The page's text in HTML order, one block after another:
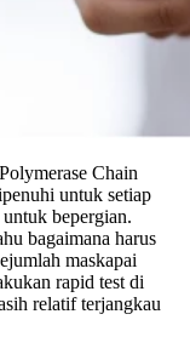
Chain
untuk setiap
bepergian.
bagaimana harus
maskapai
rapid test di
relatif terjangkau